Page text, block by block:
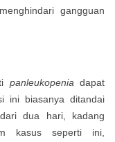
gangguan
panleukopenia dapat
ini biasanya ditandai
dua hari, kadang
kasus seperti ini,